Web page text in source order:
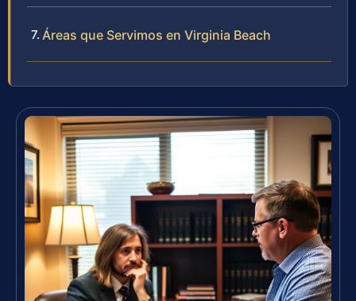
Áreas que Servimos en Virginia Beach